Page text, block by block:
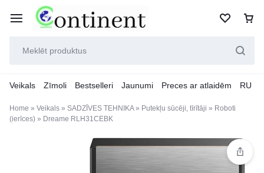
Veikals Zīmoli Bestselleri Jaunumi Preces ar atlaidēm RU
Home » Veikals » SADZĪVES TEHNIKA» Putekļu sūcēji, tīrītāji » Roboti
(ierīces) » Dreame RLH31CEBK